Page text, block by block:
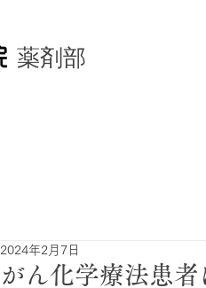
薬剤部
がん化学療法患
2024年2月7日